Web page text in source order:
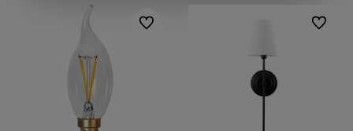
Do ulubionych Do